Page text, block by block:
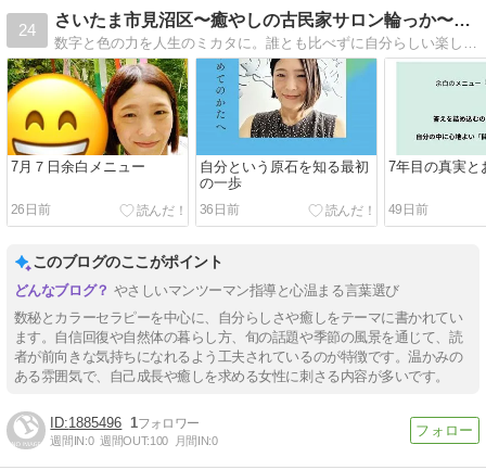
24
さいたま市見沼区〜癒やしの古民家サロン輪っか〜堀江和歌子
数字と色の力を人生のミカタに。誰とも比べずに自分らしい楽しい人生を歩みたい方のための後押しサロン。決めたはいいけれど、誰かに確認したい方のお１人様限定サロン。
7月７日余白メニュー
26日前
自分という原石を知る最初
の一歩
36日前
7年目の真実と
49日前
このブログのここがポイント
やさしいマンツーマン指導と心温まる言葉選び
数秘とカラーセラピーを中心に、自分らしさや癒しをテーマに書かれてい
ます。自信回復や自然体の暮らし方、旬の話題や季節の風景を通じて、読
者が前向きな気持ちになれるよう工夫されているのが特徴です。温かみの
ある雰囲気で、自己成長や癒しを求める女性に刺さる内容が多いです。
1885496 1
週間IN:0 週間OUT:100 月間IN:0